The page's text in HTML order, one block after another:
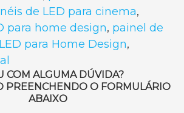
de LED para cinema,
para home design, painel de
para Home Design,
COM ALGUMA DÚVIDA?
PREENCHENDO O FORMULÁRIO
ABAIXO